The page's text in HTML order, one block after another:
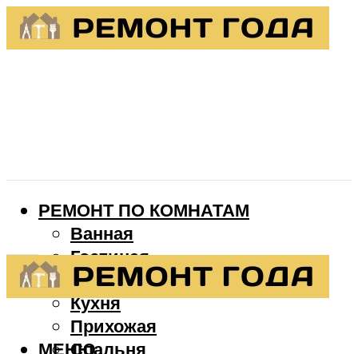
РЕМОНТ ПО КОМНАТАМ
Ванная
Гостиная
Детская
Кухня
Прихожая
Спальня
МЕНЮ